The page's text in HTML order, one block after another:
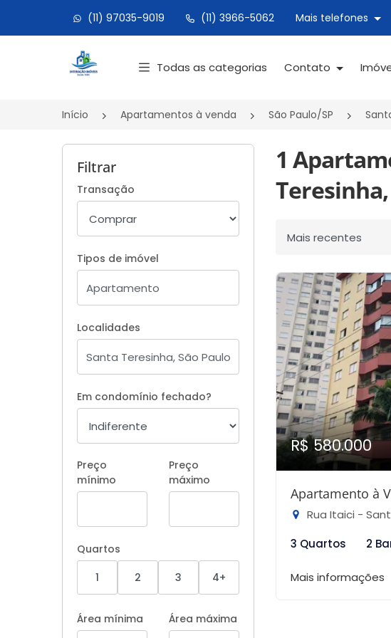
(11) 97035-9019 (11) 3966-5062 Mais telefones
Página inicial
Todas as categorias Contato
Início Apartamentos à venda São Paulo/SP
Filtrar
Transação
Tipos de imóvel
Localidades
Em condomínio fechado?
Preço
mínimo
Preço
máximo
Quartos
1
2 3 4+
Área mínima Área máxima
1
Teresinha,
Ordenar por
R$ 580.000
Apartamento à
Rua Itaici -
3 Quartos
2
Mais informações